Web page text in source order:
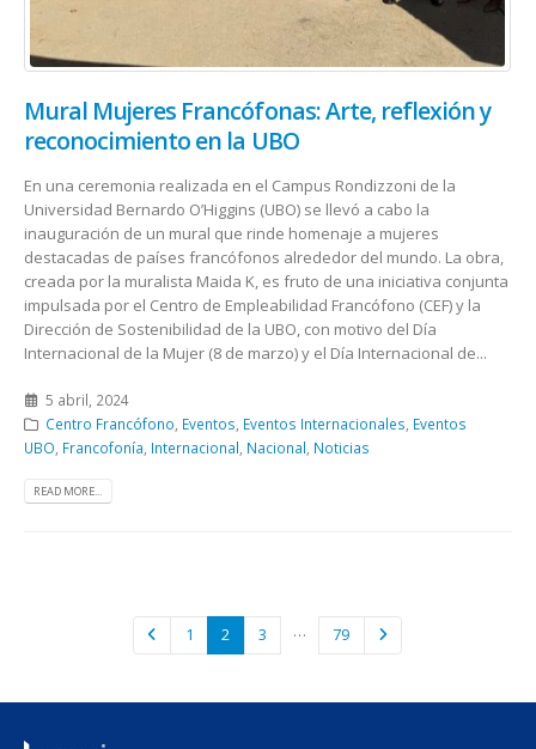
Mural Mujeres Francófonas: Arte, reflexión y
reconocimiento en la UBO
En una ceremonia realizada en el Campus Rondizzoni de la
Universidad Bernardo O’Higgins (UBO) se llevó a cabo la
inauguración de un mural que rinde homenaje a mujeres
destacadas de países francófonos alrededor del mundo. La obra,
creada por la muralista Maida K, es fruto de una iniciativa conjunta
impulsada por el Centro de Empleabilidad Francófono (CEF) y la
Dirección de Sostenibilidad de la UBO, con motivo del Día
Internacional de la Mujer (8 de marzo) y el Día Internacional de...
5 abril, 2024
Centro Francófono Eventos Eventos Internacionales Eventos
UBO Francofonía Internacional Nacional Noticias
READ MORE...
1 2 3 … 79